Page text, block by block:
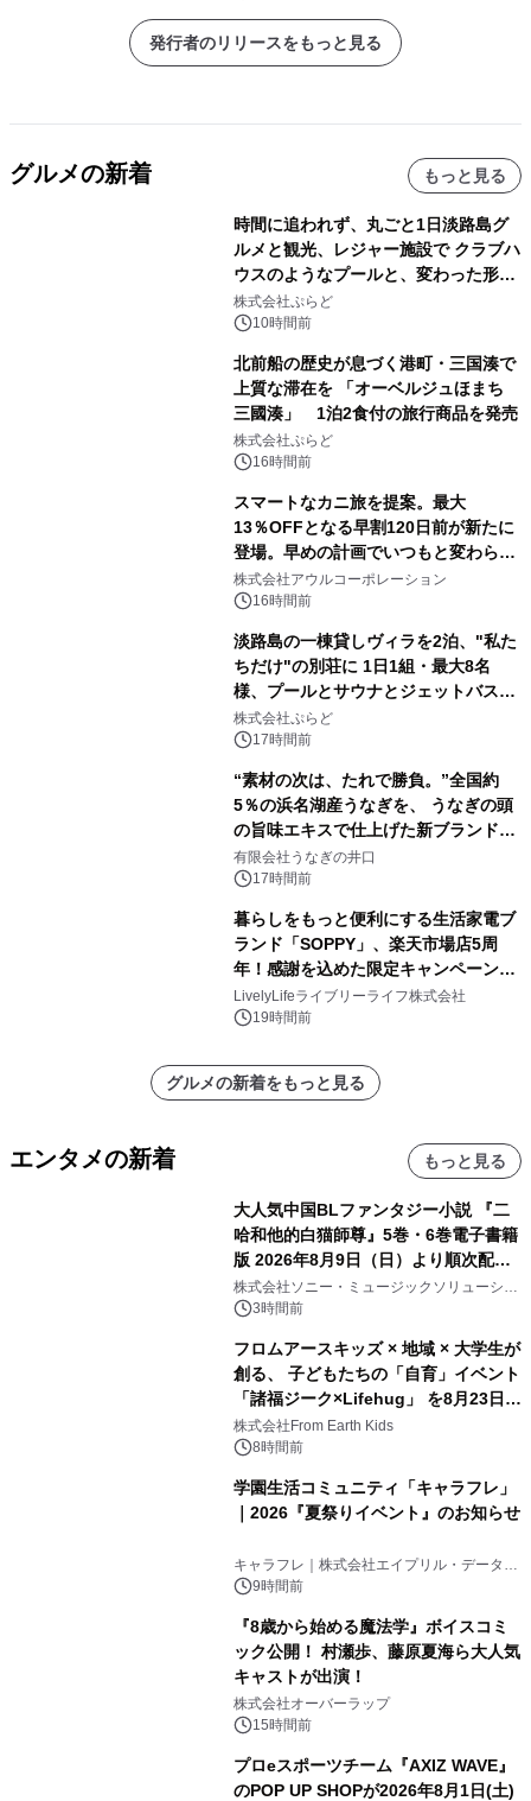
発行者のリリースをもっと見る
グルメの新着 もっと見る
時間に追われず、丸ごと1日淡路島グ
ルメと観光、レジャー施設で クラブハ
ウスのようなプールと、変わった形の
サウナも 「THE BOXY AWAJI」のお
得な素泊まり連泊プランで
株式会社ぷらど
10時間前
北前船の歴史が息づく港町・三国湊で
上質な滞在を 「オーベルジュほまち
三國湊」 1泊2食付の旅行商品を発売
株式会社ぷらど
16時間前
スマートなカニ旅を提案。最大
13％OFFとなる早割120日前が新たに
登場。早めの計画でいつもと変わらぬ
大人の冬旅を。ー夕日ヶ浦温泉「佳松
苑 別邸ふうか」ー
株式会社アウルコーポレーション
16時間前
淡路島の一棟貸しヴィラを2泊、"私た
ちだけ"の別荘に 1日1組・最大8名
様、プールとサウナとジェットバス付
きで Villa Mon Temps AWAJIの連泊
素泊りプラン
株式会社ぷらど
17時間前
“素材の次は、たれで勝負。”全国約
5％の浜名湖産うなぎを、 うなぎの頭
の旨味エキスで仕上げた新ブランド
「井口の誉」誕生
有限会社うなぎの井口
17時間前
暮らしをもっと便利にする生活家電ブ
ランド「SOPPY」、楽天市場店5周
年！感謝を込めた限定キャンペーンを
8月10日より開催
LivelyLifeライブリーライフ株式会社
19時間前
グルメの新着をもっと見る
エンタメの新着 もっと見る
大人気中国BLファンタジー小説 『二
哈和他的白猫師尊』5巻・6巻電子書籍
版 2026年8月9日（日）より順次配信
開始
株式会社ソニー・ミュージックソリューショ
ンズ3時間前
フロムアースキッズ × 地域 × 大学生が
創る、 子どもたちの「自育」イベント
「諸福ジーク×Lifehug」 を8月23日
(日)開催
株式会社From Earth Kids
8時間前
学園生活コミュニティ「キャラフレ」
｜2026『夏祭りイベント』のお知らせ
キャラフレ｜株式会社エイプリル・データ・
デザインズ
9時間前
『8歳から始める魔法学』ボイスコミ
ック公開！ 村瀬歩、藤原夏海ら大人気
キャストが出演！
株式会社オーバーラップ
15時間前
プロeスポーツチーム『AXIZ WAVE』
のPOP UP SHOPが2026年8月1日(土)